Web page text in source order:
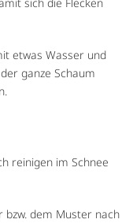
etwas Wasser und
ganze Schaum
reinigen im Schnee
bzw. dem Muster nach